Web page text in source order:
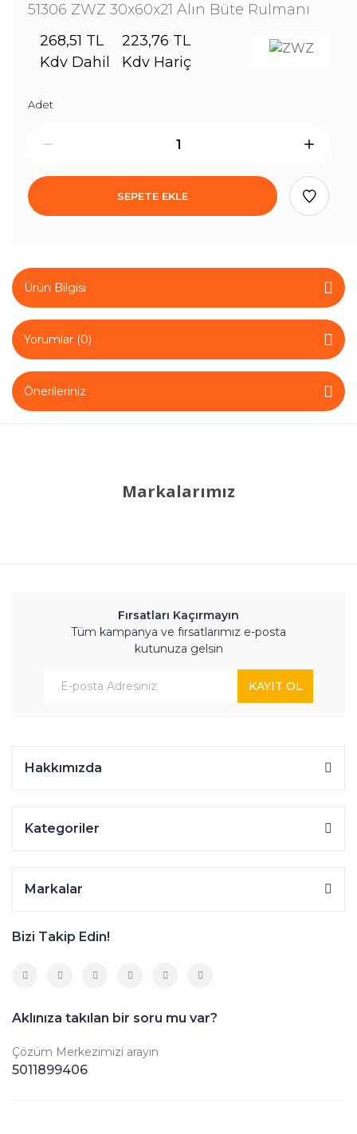
51306 ZWZ 30x60x21 Alın Büte Rulmanı
268,51 TL
Kdv Dahil
223,76 TL
Kdv Hariç
Adet
SEPETE EKLE
Ürün Bilgisi
Yorumlar (0)
Önerileriniz
Markalarımız
Fırsatları Kaçırmayın
Tüm kampanya ve fırsatlarımız e-posta
kutunuza gelsin
KAYIT OL
Hakkımızda
Kategoriler
Markalar
Bizi Takip Edin!
Aklınıza takılan bir soru mu var?
Çözüm Merkezimizi arayın
5011899406